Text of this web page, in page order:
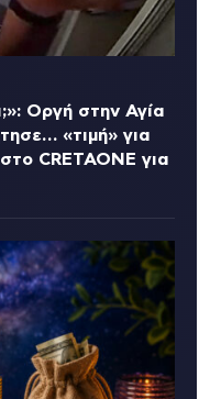
Οργή στην Αγία
«τιμή» για
CRETAONE για